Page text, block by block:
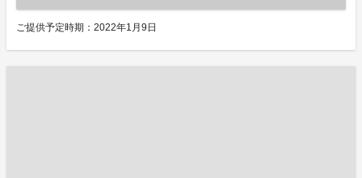
ご提供予定時期：2022年1月9日